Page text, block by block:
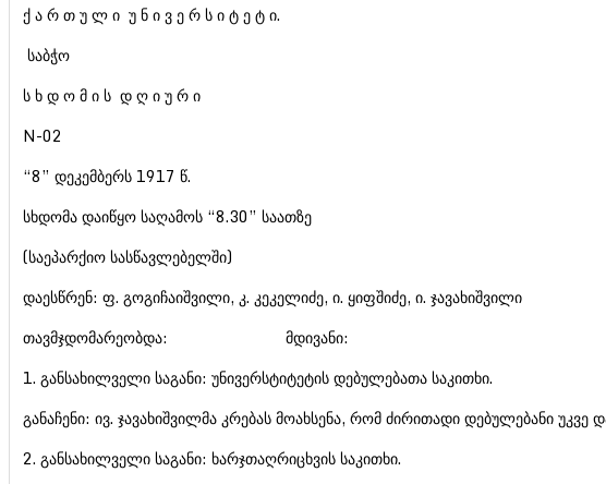
ქ ა რ თ უ ლ ი უ ნ ი ვ ე რ ს ი ტ ე ტ ი.
საბჭო
ს ხ დ ო მ ი ს დ ღ ი უ რ ი
N-02
“8” დეკემბერს 1917 წ.
სხდომა დაიწყო საღამოს “8.30” საათზე
(საეპარქიო სასწავლებელში)
დაესწრენ: ფ. გოგიჩაიშვილი, კ. კეკელიძე, ი. ყიფშიძე, ი. ჯავახიშვილი
თავმჯდომარეობდა: მდივანი:
1. განსახილველი საგანი: უნივერსტიტეტის დებულებათა საკითხი.
განაჩენი: ივ. ჯავახიშვილმა კრებას მოახსენა, რომ ძირითადი დებულებანი უკვე
2. განსახილველი საგანი: ხარჯთაღრიცხვის საკითხი.